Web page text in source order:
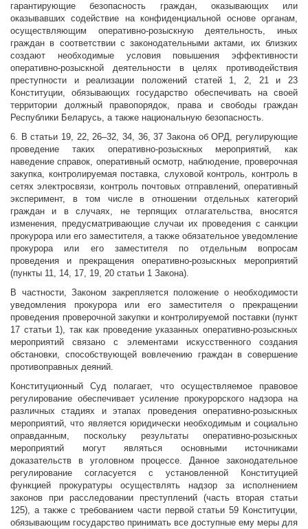
гарантирующие безопасность граждан, оказывающих или
оказывавших содействие на конфиденциальной основе органам,
осуществляющим оперативно-розыскную деятельность, иных
граждан в соответствии с законодательными актами, их близких
создают необходимые условия повышения эффективности
оперативно-розыскной деятельности в целях противодействия
преступности и реализации положений статей 1, 2, 21 и 23
Конституции, обязывающих государство обеспечивать на своей
территории должный правопорядок, права и свободы граждан
Республики Беларусь, а также национальную безопасность.
6. В статьи 19, 22, 26–32, 34, 36, 37 Закона об ОРД, регулирующие
проведение таких оперативно-розыскных мероприятий, как
наведение справок, оперативный осмотр, наблюдение, проверочная
закупка, контролируемая поставка, слуховой контроль, контроль в
сетях электросвязи, контроль почтовых отправлений, оперативный
эксперимент, в том числе в отношении отдельных категорий
граждан и в случаях, не терпящих отлагательства, вносятся
изменения, предусматривающие случаи их проведения с санкции
прокурора или его заместителя, а также обязательное уведомление
прокурора или его заместителя по отдельным вопросам
проведения и прекращения оперативно-розыскных мероприятий
(пункты 11, 14, 17, 19, 20 статьи 1 Закона).
В частности, Законом закрепляется положение о необходимости
уведомления прокурора или его заместителя о прекращении
проведения проверочной закупки и контролируемой поставки (пункт
17 статьи 1), так как проведение указанных оперативно-розыскных
мероприятий связано с элементами искусственного создания
обстановки, способствующей вовлечению граждан в совершение
противоправных деяний.
Конституционный Суд полагает, что осуществляемое правовое
регулирование обеспечивает усиление прокурорского надзора на
различных стадиях и этапах проведения оперативно-розыскных
мероприятий, что является юридически необходимым и социально
оправданным, поскольку результаты оперативно-розыскных
мероприятий могут являться основными источниками
доказательств в уголовном процессе. Данное законодательное
регулирование согласуется с установленной Конституцией
функцией прокуратуры осуществлять надзор за исполнением
законов при расследовании преступлений (часть вторая статьи
125), а также с требованием части первой статьи 59 Конституции,
обязывающим государство принимать все доступные ему меры для